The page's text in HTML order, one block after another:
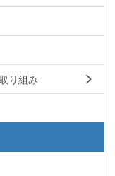
り組み